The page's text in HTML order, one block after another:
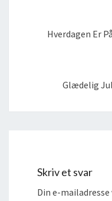
Hverdagen Er
Glædelig
Skriv et svar
Din e-